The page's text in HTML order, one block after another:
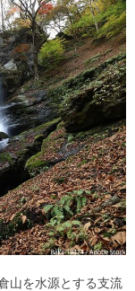
山を水源とする支流